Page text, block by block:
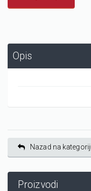
Opis
Nazad na
Proizvodi